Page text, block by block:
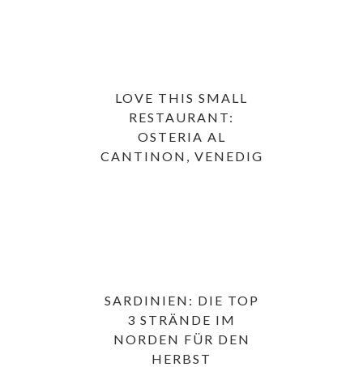
LOVE THIS SMALL
RESTAURANT:
OSTERIA AL
CANTINON, VENEDIG
SARDINIEN: DIE TOP
3 STRÄNDE IM
NORDEN FÜR DEN
HERBST